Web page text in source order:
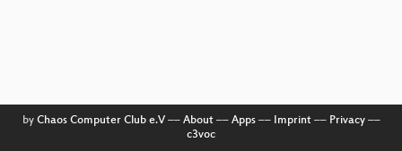
by Chaos Computer Club e.V–– About–– Apps–– Imprint–– Privacy––
c3voc